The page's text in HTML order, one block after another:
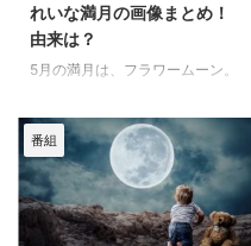
まったくマスクを登下校にしない
というのも、正直親としては悩む
ところ…。 快適なマスクを子ども
今できることなのかなと思ってい
ます。 【夏場の登校時】息苦し
くない洗えるこども用マスクお ...
れいな満月の画像まとめ！
由来は？
5月の満月は、フラワームーン。
す。 5月7日から8日未明にかけ
て、フラワームーン（満月）をみ
ることができます。 フラワーム
ーンってどんな月？花にちなんだ
満月の由来は何かな？ そこで今
回は、「フラワームーン2020年5
番組